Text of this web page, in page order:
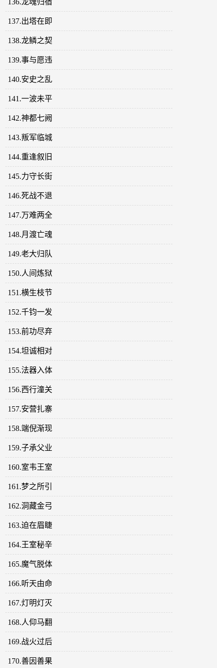
136.龙魂归宿
137.出塔在即
138.龙鳞之契
139.事与愿违
140.安史之乱
141.一波未平
142.神都七阙
143.叛军临城
144.重逢叙旧
145.力守长街
146.死战不退
147.万难两全
148.月渡亡魂
149.老大归队
150.人间炼狱
151.横生枝节
152.千钧一发
153.前功尽弃
154.坦诚相对
155.法器入体
156.西行潼关
157.安营扎寨
158.端倪渐现
159.子承父业
160.室韦王室
161.梦之所引
162.洞藏金弓
163.迫在眉睫
164.王室秘辛
165.魔气脱体
166.听天由命
167.灯明灯灭
168.人仰马翻
169.战火过后
170.善因善果